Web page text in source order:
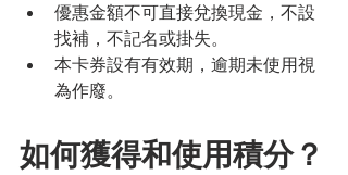
優惠金額不可直接兌換現金，不設
找補，不記名或掛失。
本卡券設有有效期，逾期未使用視
為作廢。
如何獲得和使用積分？